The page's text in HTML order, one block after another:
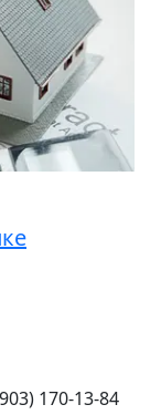
170-13-84